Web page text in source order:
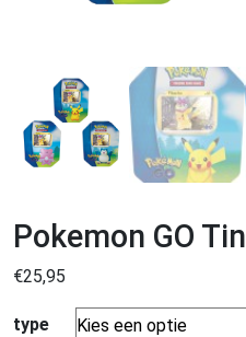
Pokemon GO Tin
€25,95
type